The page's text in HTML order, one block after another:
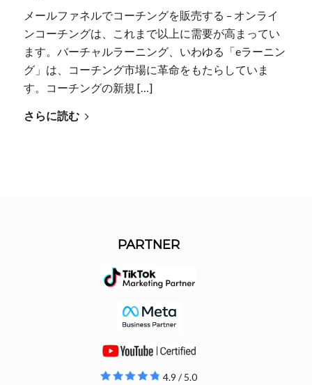
メールファネルでコーチングを販売する – オンライ
ンコーチングは、これまで以上に需要が高まってい
ます。バーチャルラーニング、いわゆる「eラーニン
グ」は、コーチング市場に革命をもたらしていま
す。コーチングの新規 […]
さらに読む
PARTNER
4.9 / 5.0